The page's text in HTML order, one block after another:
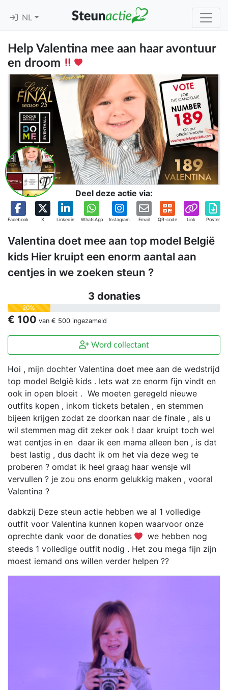
NL
Help Valentina mee aan haar avontuur
en droom
Deel deze actie via:
Facebook X Linkedin WhatsApp Instagram Email QR-code Link Poster
Valentina doet mee aan top model België
kids Hier kruipt een enorm aantal aan
centjes in we zoeken steun ?
3 donaties
20%
€ 100 van € 500 ingezameld
Word collectant
Hoi , mijn dochter Valentina doet mee aan de wedstrijd
top model België kids . Iets wat ze enorm fijn vindt en
ook in open bloeit . We moeten geregeld nieuwe
outfits kopen , inkom tickets betalen , en stemmen
bijeen krijgen zodat ze doorkan naar de finale , als u
wil stemmen mag dit zeker ook ! daar kruipt toch wel
wat centjes in en daar ik een mama alleen ben , is dat
best lastig , dus dacht ik om het via deze weg te
proberen ? omdat ik heel graag haar wensje wil
vervullen ? je zou ons enorm gelukkig maken , vooral
Valentina ?
dabkzij Deze steun actie hebben we al 1 volledige
outfit voor Valentina kunnen kopen waarvoor onze
oprechte dank voor de donaties
we hebben nog
steeds 1 volledige outfit nodig . Het zou mega fijn zijn
moest iemand ons willen verder helpen ??